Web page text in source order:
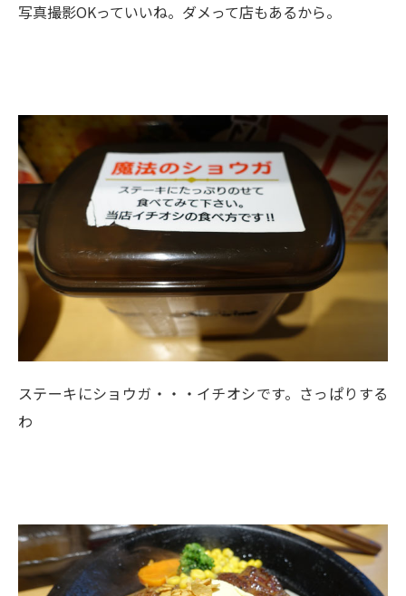
写真撮影OKっていいね。ダメって店もあるから。
ステーキにショウガ・・・イチオシです。さっぱりする
わ